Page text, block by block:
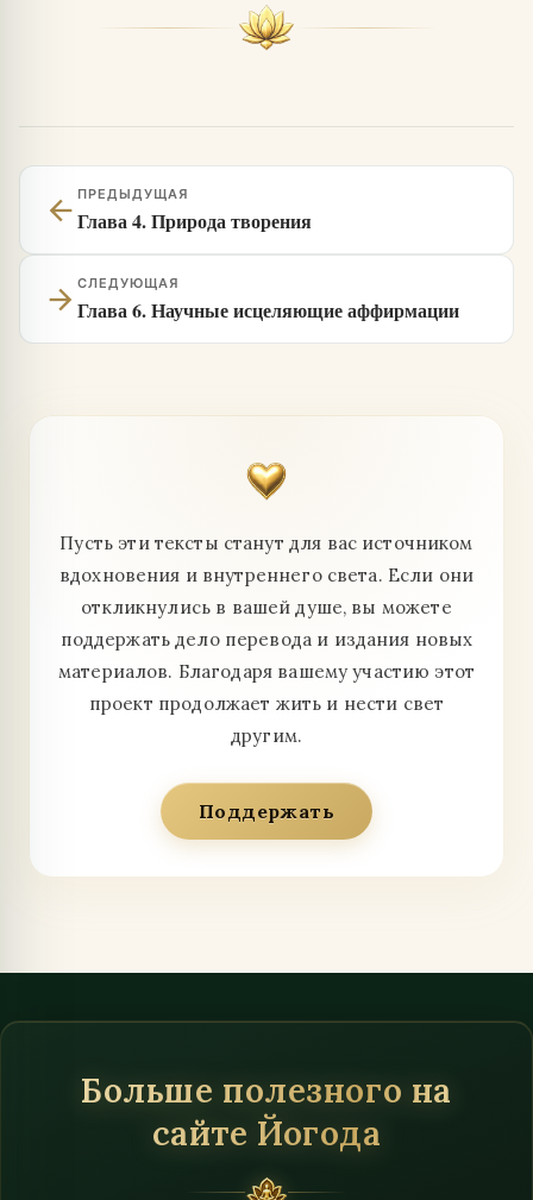
arrow_back ПРЕДЫДУЩАЯ
Глава 4. Природа творения
arrow_forward СЛЕДУЮЩАЯ
Глава 6. Научные исцеляющие аффирмации
Пусть эти тексты станут для вас источником
вдохновения и внутреннего света. Если они
откликнулись в вашей душе, вы можете
поддержать дело перевода и издания новых
материалов. Благодаря вашему участию этот
проект продолжает жить и нести свет
другим.
Поддержать
Больше полезного на
сайте Йогода